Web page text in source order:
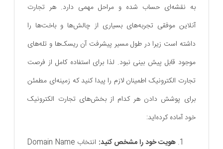
به نقشه‌ای حساب شده و مراحل مهمی دارد. هر تجارت
آنلاین موفقی تجربه‌های بسیاری از چالش‌ها و باخت‌ها را
داشته است زیرا در طول مسیر پیشرفت آن ریسک‌ها و تله‌های
موجود قابل پیش بینی نبود. لذا برای استفاده کامل از فرصت
تجارت الکترونیک اطمینان لازم را پیدا کنید که زمینه‌ای مطمئن
برای پوشش دادن هر کدام از بخش‌های تجارت الکترونیک
خود آماده کرده‌اید:
هویت خود را مشخص کنید:
انتخاب Domain Name